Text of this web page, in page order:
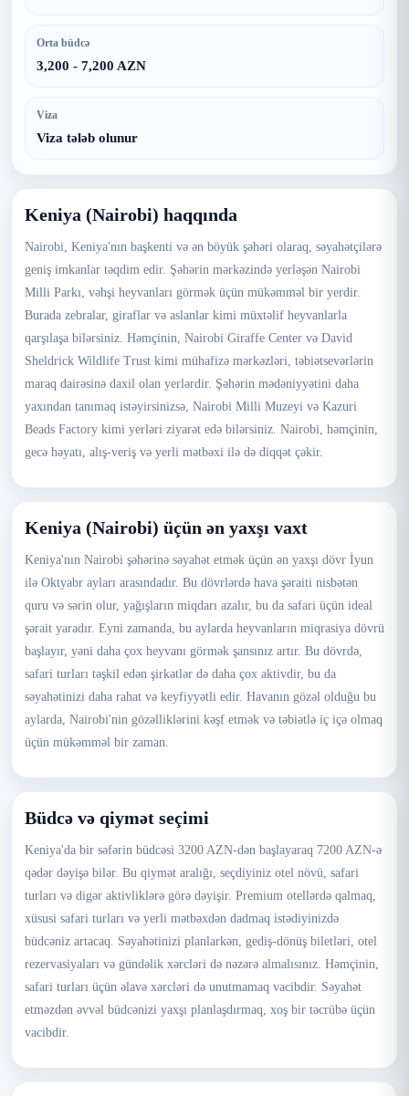
Orta büdcə
3,200 - 7,200 AZN
Viza
Viza tələb olunur
Keniya (Nairobi) haqqında
Nairobi, Keniya'nın başkenti və ən böyük şəhəri olaraq, səyahətçilərə
geniş imkanlar təqdim edir. Şəhərin mərkəzində yerləşən Nairobi
Milli Parkı, vəhşi heyvanları görmək üçün mükəmməl bir yerdir.
Burada zebralar, giraflar və aslanlar kimi müxtəlif heyvanlarla
qarşılaşa bilərsiniz. Həmçinin, Nairobi Giraffe Center və David
Sheldrick Wildlife Trust kimi mühafizə mərkəzləri, təbiətsevərlərin
maraq dairəsinə daxil olan yerlərdir. Şəhərin mədəniyyətini daha
yaxından tanımaq istəyirsinizsə, Nairobi Milli Muzeyi və Kazuri
Beads Factory kimi yerləri ziyarət edə bilərsiniz. Nairobi, həmçinin,
gecə həyatı, alış-veriş və yerli mətbəxi ilə də diqqət çəkir.
Keniya (Nairobi) üçün ən yaxşı vaxt
Keniya'nın Nairobi şəhərinə səyahət etmək üçün ən yaxşı dövr İyun
ilə Oktyabr ayları arasındadır. Bu dövrlərdə hava şəraiti nisbətən
quru və sərin olur, yağışların miqdarı azalır, bu da safari üçün ideal
şərait yaradır. Eyni zamanda, bu aylarda heyvanların miqrasiya dövrü
başlayır, yəni daha çox heyvanı görmək şansınız artır. Bu dövrdə,
safari turları təşkil edən şirkətlər də daha çox aktivdir, bu da
səyahətinizi daha rahat və keyfiyyətli edir. Havanın gözəl olduğu bu
aylarda, Nairobi'nin gözəlliklərini kəşf etmək və təbiətlə iç içə olmaq
üçün mükəmməl bir zaman.
Büdcə və qiymət seçimi
Keniya'da bir səfərin büdcəsi 3200 AZN-dən başlayaraq 7200 AZN-ə
qədər dəyişə bilər. Bu qiymət aralığı, seçdiyiniz otel növü, safari
turları və digər aktivliklərə görə dəyişir. Premium otellərdə qalmaq,
xüsusi safari turları və yerli mətbəxdən dadmaq istədiyinizdə
büdcəniz artacaq. Səyahətinizi planlarkən, gediş-dönüş biletləri, otel
rezervasiyaları və gündəlik xərcləri də nəzərə almalısınız. Həmçinin,
safari turları üçün əlavə xərcləri də unutmamaq vacibdir. Səyahət
etməzdən əvvəl büdcənizi yaxşı planlaşdırmaq, xoş bir təcrübə üçün
vacibdir.